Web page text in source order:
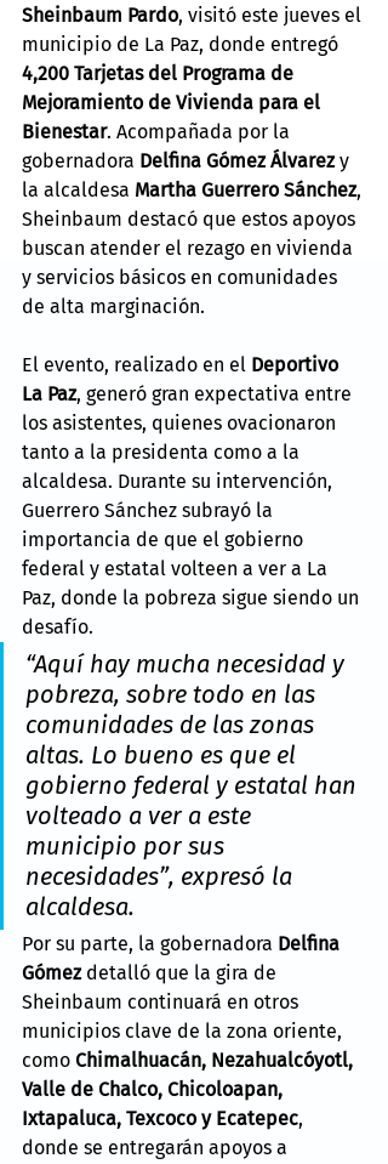
Sheinbaum Pardo, visitó este jueves el
municipio de La Paz, donde entregó
4,200 Tarjetas del Programa de
Mejoramiento de Vivienda para el
Bienestar. Acompañada por la
gobernadora Delfina Gómez Álvarez y
la alcaldesa Martha Guerrero Sánchez,
Sheinbaum destacó que estos apoyos
buscan atender el rezago en vivienda
y servicios básicos en comunidades
de alta marginación.
El evento, realizado en el Deportivo
La Paz, generó gran expectativa entre
los asistentes, quienes ovacionaron
tanto a la presidenta como a la
alcaldesa. Durante su intervención,
Guerrero Sánchez subrayó la
importancia de que el gobierno
federal y estatal volteen a ver a La
Paz, donde la pobreza sigue siendo un
desafío.
“Aquí hay mucha necesidad y
pobreza, sobre todo en las
comunidades de las zonas
altas. Lo bueno es que el
gobierno federal y estatal han
volteado a ver a este
municipio por sus
necesidades”, expresó la
alcaldesa.
Por su parte, la gobernadora Delfina
Gómez detalló que la gira de
Sheinbaum continuará en otros
municipios clave de la zona oriente,
como Chimalhuacán, Nezahualcóyotl,
Valle de Chalco, Chicoloapan,
Ixtapaluca, Texcoco y Ecatepec,
donde se entregarán apoyos a